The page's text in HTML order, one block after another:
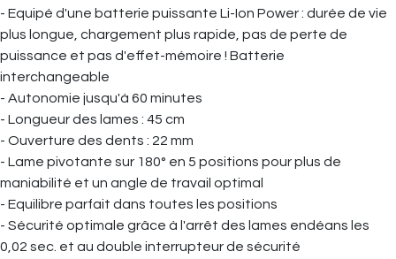
- Equipé d'une batterie puissante Li-Ion Power : durée de vie
plus longue, chargement plus rapide, pas de perte de
puissance et pas d'effet-mémoire ! Batterie
interchangeable
- Autonomie jusqu'à 60 minutes
- Longueur des lames : 45 cm
- Ouverture des dents : 22 mm
- Lame pivotante sur 180° en 5 positions pour plus de
maniabilité et un angle de travail optimal
- Equilibre parfait dans toutes les positions
- Sécurité optimale grâce à l'arrêt des lames endéans les
0,02 sec. et au double interrupteur de sécurité